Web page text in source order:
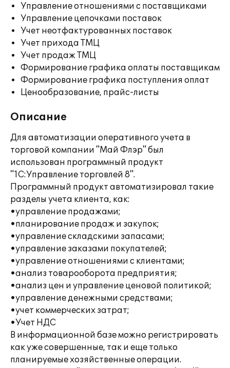
Управление отношениями с поставщиками
Управление цепочками поставок
Учет неотфактурованных поставок
Учет прихода ТМЦ
Учет продаж ТМЦ
Формирование графика оплаты поставщикам
Формирование графика поступления оплат
Ценообразование, прайс-листы
Описание
Для автоматизации оперативного учета в
торговой компании "Май Флэр" был
использован программный продукт
"1С:Управление торговлей 8".
Программный продукт автоматизировал такие
разделы учета клиента, как:
•управление продажами;
•планирование продаж и закупок;
•управление складскими запасами;
•управление заказами покупателей;
•управление отношениями с клиентами;
•анализ товарооборота предприятия;
•анализ цен и управление ценовой политикой;
•управление денежными средствами;
•учет коммерческих затрат;
•Учет НДС
В информационной базе можно регистрировать
как уже совершенные, так и еще только
планируемые хозяйственные операции.